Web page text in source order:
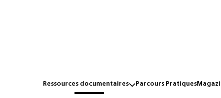
Ressources documentaires Parcours Pratiques